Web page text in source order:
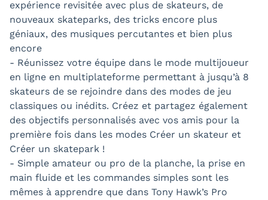
expérience revisitée avec plus de skateurs, de
nouveaux skateparks, des tricks encore plus
géniaux, des musiques percutantes et bien plus
encore
- Réunissez votre équipe dans le mode multijoueur
en ligne en multiplateforme permettant à jusqu’à 8
skateurs de se rejoindre dans des modes de jeu
classiques ou inédits. Créez et partagez également
des objectifs personnalisés avec vos amis pour la
première fois dans les modes Créer un skateur et
Créer un skatepark !
- Simple amateur ou pro de la planche, la prise en
main fluide et les commandes simples sont les
mêmes à apprendre que dans Tony Hawk’s Pro